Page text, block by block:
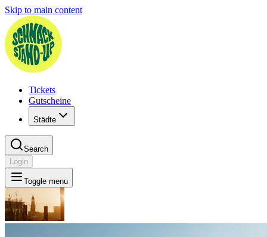
Skip to main content
Tickets
Gutscheine
Städte
Search
Login
Toggle menu